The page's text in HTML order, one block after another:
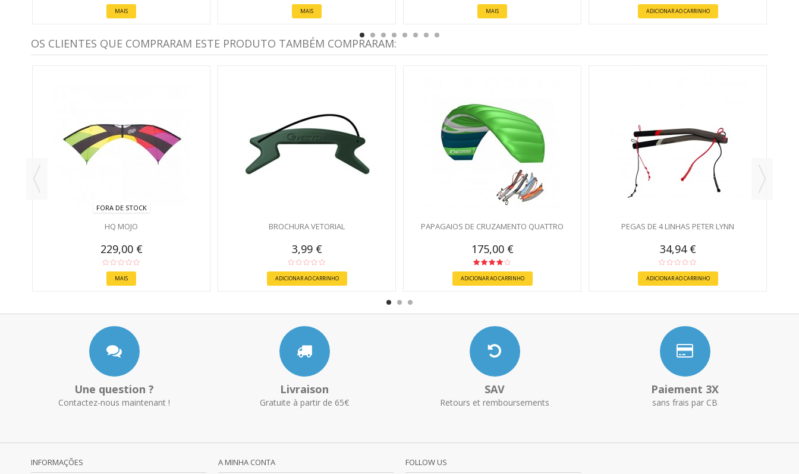
MAIS MAIS MAIS ADICIONAR AO CARRINHO
OS CLIENTES QUE COMPRARAM ESTE PRODUTO TAMBÉM COMPRARAM:
FORA DE STOCK
HQ MOJO
229,00 €
MAIS
BROCHURA VETORIAL
3,99 €
ADICIONAR AO CARRINHO
PAPAGAIOS DE CRUZAMENTO QUATTRO
175,00 €
ADICIONAR AO CARRINHO
PEGAS DE 4 LINHAS PETER LYNN
34,94 €
ADICIONAR AO CARRINHO
Une question ?
Contactez-nous maintenant !
Livraison
Gratuite à partir de 65€
SAV
Retours et remboursements
Paiement 3X
sans frais par CB
INFORMAÇÕES A MINHA CONTA FOLLOW US